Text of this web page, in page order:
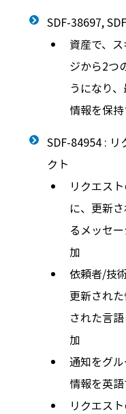
SDF-38697,
資産で、
ジから2つ
うになり
情報を保
SDF-84954 :
クト
リクエス
に、更新
るメッセ
加
依頼者/技
更新され
された言
加
通知をグ
情報を英
リクエス